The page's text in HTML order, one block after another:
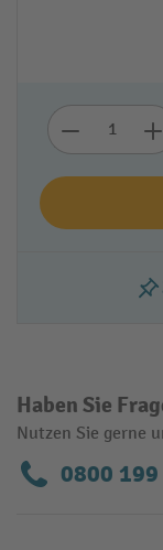
Haben Sie
Nutzen Sie gerne
0800